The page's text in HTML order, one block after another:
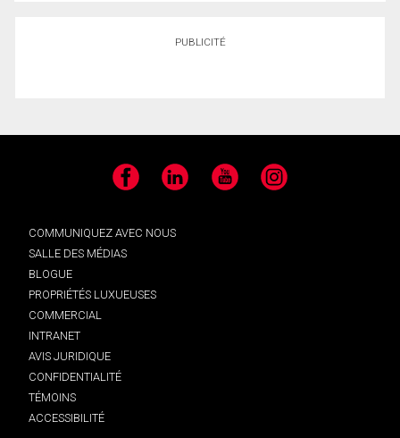
PUBLICITÉ
Facebook LinkedIn YouTube Instagram
COMMUNIQUEZ AVEC NOUS
SALLE DES MÉDIAS
BLOGUE
PROPRIÉTÉS LUXUEUSES
COMMERCIAL
INTRANET
AVIS JURIDIQUE
CONFIDENTIALITÉ
TÉMOINS
ACCESSIBILITÉ